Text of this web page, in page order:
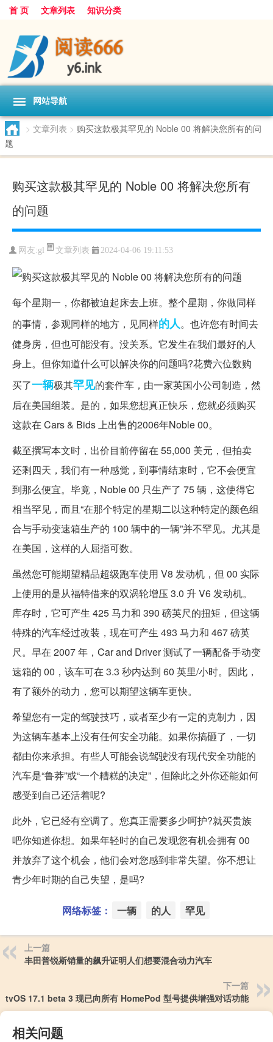
首 页 文章列表 知识分类
网站导航
> 文章列表 > 购买这款极其罕见的 Noble 00 将解决您所有的问
题
购买这款极其罕见的 Noble 00 将解决您所有
的问题
网友:gl 文章列表 2024-04-06 19:11:53
每个星期一，你都被迫起床去上班。整个星期，你做同样
的事情，参观同样的地方，见同样的人。也许您有时间去
健身房，但也可能没有。没关系。它发生在我们最好的人
身上。但你知道什么可以解决你的问题吗?花费六位数购
买了一辆极其罕见的套件车，由一家英国小公司制造，然
后在美国组装。是的，如果您想真正快乐，您就必须购买
这款在 Cars & Bids 上出售的2006年Noble 00。
截至撰写本文时，出价目前停留在 55,000 美元，但拍卖
还剩四天，我们有一种感觉，到事情结束时，它不会便宜
到那么便宜。毕竟，Noble 00 只生产了 75 辆，这使得它
相当罕见，而且“在那个特定的星期二以这种特定的颜色组
合与手动变速箱生产的 100 辆中的一辆”并不罕见。尤其是
在美国，这样的人屈指可数。
虽然您可能期望精品超级跑车使用 V8 发动机，但 00 实际
上使用的是从福特借来的双涡轮增压 3.0 升 V6 发动机。
库存时，它可产生 425 马力和 390 磅英尺的扭矩，但这辆
特殊的汽车经过改装，现在可产生 493 马力和 467 磅英
尺。早在 2007 年，Car and Driver 测试了一辆配备手动变
速箱的 00，该车可在 3.3 秒内达到 60 英里/小时。因此，
有了额外的动力，您可以期望这辆车更快。
希望您有一定的驾驶技巧，或者至少有一定的克制力，因
为这辆车基本上没有任何安全功能。如果你搞砸了，一切
都由你来承担。有些人可能会说驾驶没有现代安全功能的
汽车是“鲁莽”或“一个糟糕的决定”，但除此之外你还能如何
感受到自己还活着呢?
此外，它已经有空调了。您真正需要多少呵护?就买贵族
吧你知道你想。如果年轻时的自己发现您有机会拥有 00
并放弃了这个机会，他们会对您感到非常失望。你不想让
青少年时期的自己失望，是吗?
网络标签： 一辆 的人 罕见
上一篇
丰田普锐斯销量的飙升证明人们想要混合动力汽车
下一篇
tvOS 17.1 beta 3 现已向所有 HomePod 型号提供增强对话功能
相关问题